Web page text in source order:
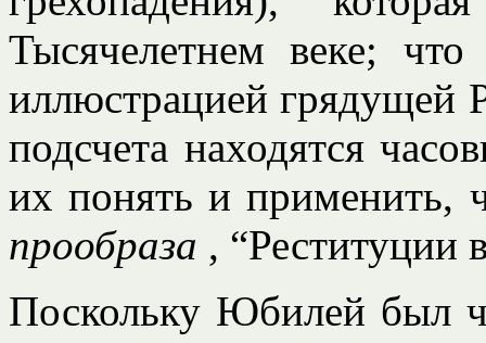
Тысячелетнем веке;
иллюстрацией грядущей
подсчета находятся
их понять и применить,
прообраза , “Реституции
Поскольку Юбилей был